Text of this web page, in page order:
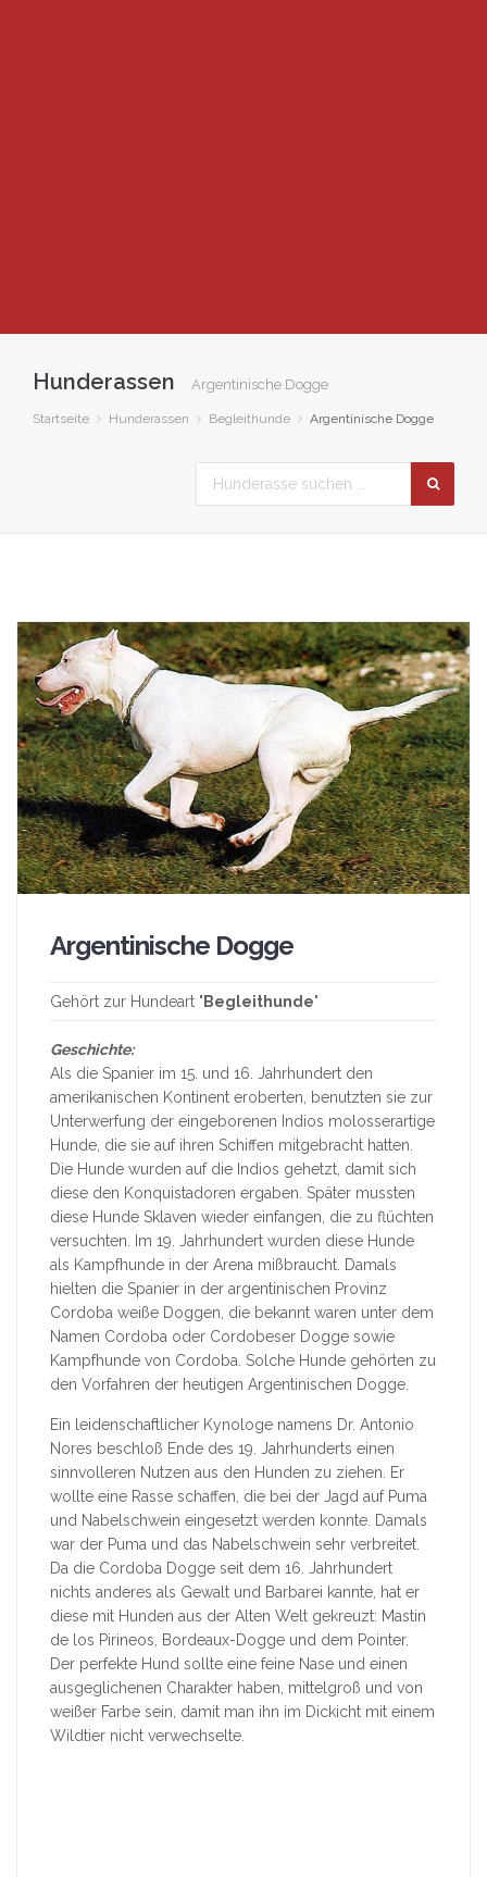
Hunderassen Argentinische Dogge
Startseite Hunderassen Begleithunde Argentinische Dogge
Argentinische Dogge
Gehört zur Hundeart " Begleithunde"
Geschichte:
Als die Spanier im 15. und 16. Jahrhundert den
amerikanischen Kontinent eroberten, benutzten sie zur
Unterwerfung der eingeborenen Indios molosserartige
Hunde, die sie auf ihren Schiffen mitgebracht hatten.
Die Hunde wurden auf die Indios gehetzt, damit sich
diese den Konquistadoren ergaben. Später mussten
diese Hunde Sklaven wieder einfangen, die zu flüchten
versuchten. Im 19. Jahrhundert wurden diese Hunde
als Kampfhunde in der Arena mißbraucht. Damals
hielten die Spanier in der argentinischen Provinz
Cordoba weiße Doggen, die bekannt waren unter dem
Namen Cordoba oder Cordobeser Dogge sowie
Kampfhunde von Cordoba. Solche Hunde gehörten zu
den Vorfahren der heutigen Argentinischen Dogge.
Ein leidenschaftlicher Kynologe namens Dr. Antonio
Nores beschloß Ende des 19. Jahrhunderts einen
sinnvolleren Nutzen aus den Hunden zu ziehen. Er
wollte eine Rasse schaffen, die bei der Jagd auf Puma
und Nabelschwein eingesetzt werden konnte. Damals
war der Puma und das Nabelschwein sehr verbreitet.
Da die Cordoba Dogge seit dem 16. Jahrhundert
nichts anderes als Gewalt und Barbarei kannte, hat er
diese mit Hunden aus der Alten Welt gekreuzt: Mastin
de los Pirineos, Bordeaux-Dogge und dem Pointer.
Der perfekte Hund sollte eine feine Nase und einen
ausgeglichenen Charakter haben, mittelgroß und von
weißer Farbe sein, damit man ihn im Dickicht mit einem
Wildtier nicht verwechselte.